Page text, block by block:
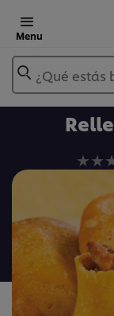
Menu
¿Qué estás